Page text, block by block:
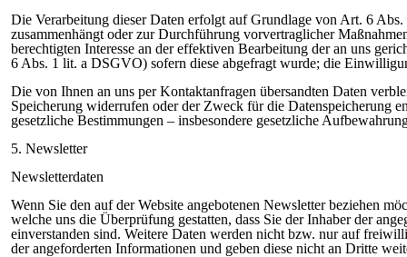
Die Verarbeitung dieser Daten erfolgt auf Grundlage von Art. 6
zusammenhängt oder zur Durchführung vorvertraglicher
berechtigten Interesse an der effektiven Bearbeitung der an uns
6 Abs. 1 lit. a DSGVO) sofern diese abgefragt wurde; die
Die von Ihnen an uns per Kontaktanfragen übersandten Daten
Speicherung widerrufen oder der Zweck für die Datenspeicherung
gesetzliche Bestimmungen – insbesondere gesetzliche
5. Newsletter
Newsletterdaten
Wenn Sie den auf der Website angebotenen Newsletter beziehen
welche uns die Überprüfung gestatten, dass Sie der Inhaber der
einverstanden sind. Weitere Daten werden nicht bzw. nur auf
der angeforderten Informationen und geben diese nicht an Dritte